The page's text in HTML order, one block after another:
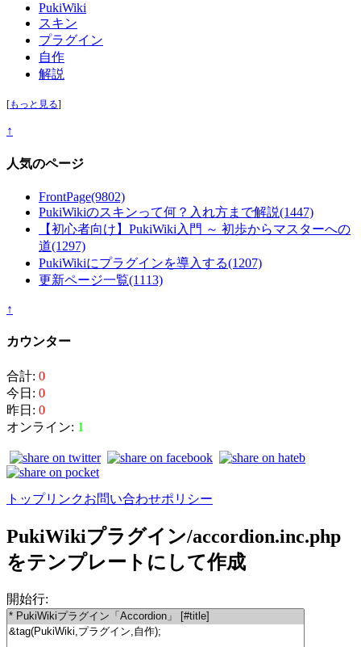
PukiWiki
スキン
プラグイン
自作
解説
[もっと見る]
↑
人気のページ
FrontPage(9802)
PukiWikiのスキンって何？入れ方まで解説(1447)
【初心者向け】PukiWiki入門 ～ 初歩からマスターへの
道(1297)
PukiWikiにプラグインを導入する(1207)
更新ページ一覧(1113)
↑
カウンター
合計: 0
今日: 0
昨日: 0
オンライン: 1
トップリンクお問い合わせポリシー
PukiWikiプラグイン/accordion.inc.php
をテンプレートにして作成
開始行: